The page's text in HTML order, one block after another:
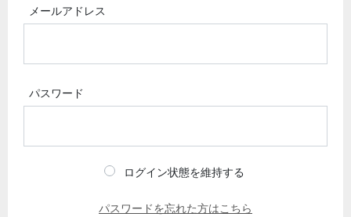
メールアドレス
パスワード
ログイン状態を維持する
パスワードを忘れた方はこちら